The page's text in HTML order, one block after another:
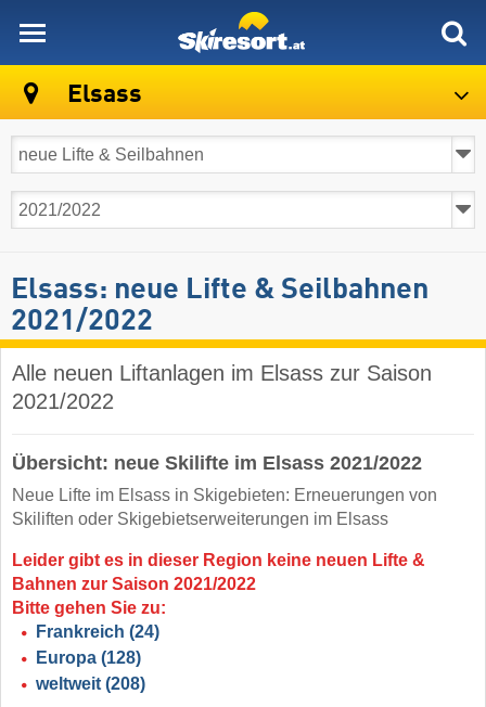
Elsass
Elsass: neue Lifte & Seilbahnen
2021/2022
Alle neuen Liftanlagen im Elsass zur Saison
2021/2022
Übersicht: neue Skilifte im Elsass 2021/2022
Neue Lifte im Elsass in Skigebieten: Erneuerungen von
Skiliften oder Skigebietserweiterungen im Elsass
Leider gibt es in dieser Region keine neuen Lifte &
Bahnen zur Saison 2021/2022
Bitte gehen Sie zu:
Frankreich (24)
Europa (128)
weltweit (208)